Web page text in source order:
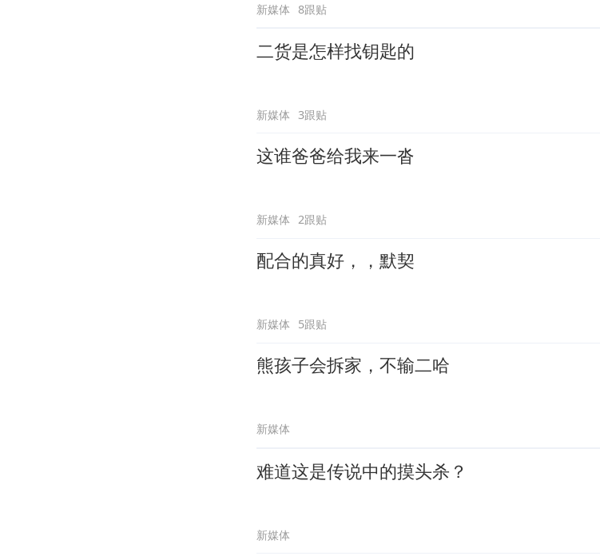
新媒体 8跟贴
二货是怎样找钥匙的
新媒体 3跟贴
这谁爸爸给我来一沓
新媒体 2跟贴
配合的真好，，默契
新媒体 5跟贴
熊孩子会拆家，不输二哈
新媒体
难道这是传说中的摸头杀？
新媒体